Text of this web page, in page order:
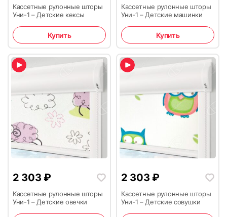
Кассетные рулонные шторы
Уни-1 – Детские кексы
Купить
Кассетные рулонные шторы
Уни-1 – Детские машинки
Купить
2 303 ₽
Кассетные рулонные шторы
Уни-1 – Детские овечки
2 303 ₽
Кассетные рулонные шторы
Уни-1 – Детские совушки